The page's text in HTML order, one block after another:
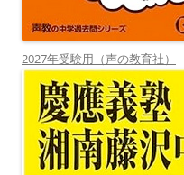
2027年受験用（声の教育社）